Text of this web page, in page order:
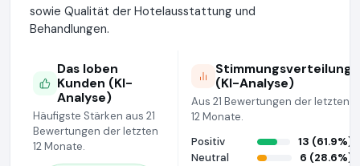
sowie Qualität der Hotelausstattung und
Behandlungen.
Das loben
Kunden (KI-
Analyse)
Häufigste Stärken aus 21
Bewertungen der letzten
12 Monate.
Stimmungsverteilung
(KI-Analyse)
Aus 21 Bewertungen der letzten
12 Monate.
Positiv
13 (61.9%)
Neutral
6 (28.6%)